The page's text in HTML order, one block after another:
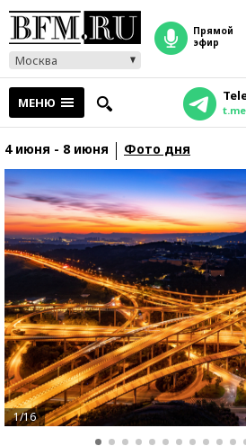
Москва
прямой
эфир
МЕНЮ
4 июня - 8 июня Фото дня
1/16